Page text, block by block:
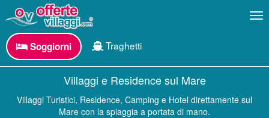
Soggiorni Traghetti
Villaggi e Residence sul Mare
Villaggi Turistici, Residence, Camping e Hotel direttamente sul
Mare con la spiaggia a portata di mano.